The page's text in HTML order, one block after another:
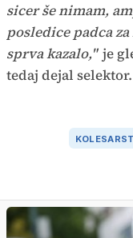
sicer še nimam,
posledice padca
sprva kazalo," je
tedaj dejal selektor.